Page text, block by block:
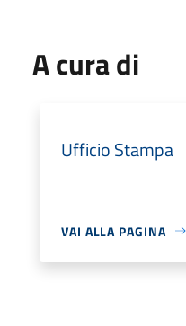
A cura di
Ufficio Stampa
VAI ALLA PAGINA